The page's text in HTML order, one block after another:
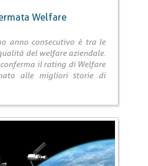
Welfare
anno consecutivo è tra le
del welfare aziendale.
conferma il rating di Welfare
alle migliori storie di